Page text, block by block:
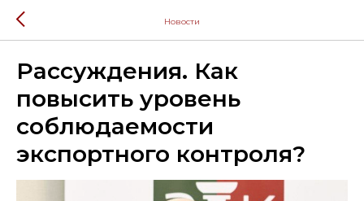
Новости
Рассуждения. Как
повысить уровень
соблюдаемости
экспортного контроля?